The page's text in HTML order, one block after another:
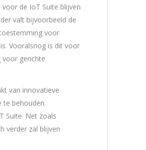
de IoT Suite blijven
valt bijvoorbeeld de
voor
Vooralsnog is dit voor
gerichte
van innovatieve
te behouden.
Suite. Net zoals
verder zal blijven